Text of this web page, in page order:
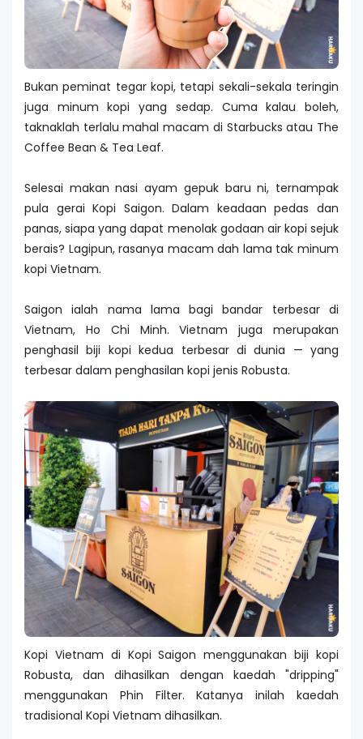
Bukan peminat tegar kopi, tetapi sekali-sekala teringin
juga minum kopi yang sedap. Cuma kalau boleh,
taknaklah terlalu mahal macam di Starbucks atau The
Coffee Bean & Tea Leaf.
Selesai makan nasi ayam gepuk baru ni, ternampak
pula gerai Kopi Saigon. Dalam keadaan pedas dan
panas, siapa yang dapat menolak godaan air kopi sejuk
berais? Lagipun, rasanya macam dah lama tak minum
kopi Vietnam.
Saigon ialah nama lama bagi bandar terbesar di
Vietnam, Ho Chi Minh. Vietnam juga merupakan
penghasil biji kopi kedua terbesar di dunia — yang
terbesar dalam penghasilan kopi jenis Robusta.
Kopi Vietnam di Kopi Saigon menggunakan biji kopi
Robusta, dan dihasilkan dengan kaedah "dripping"
menggunakan Phin Filter. Katanya inilah kaedah
tradisional Kopi Vietnam dihasilkan.